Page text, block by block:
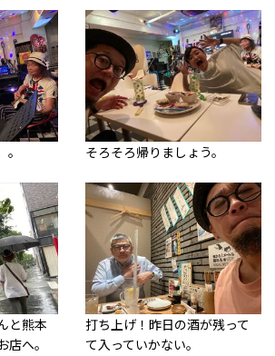
そろそろ帰りましょう。
と熊本
へ。
打ち上げ！昨日の酒が残って
て入っていかない。